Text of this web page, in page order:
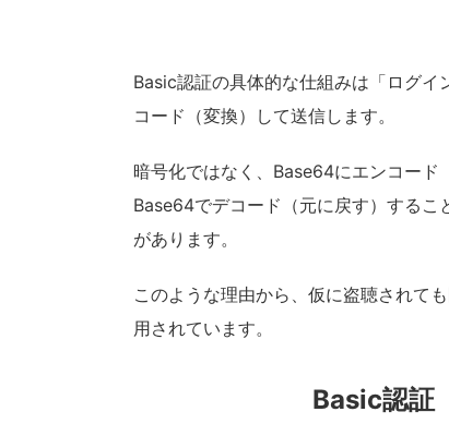
Basic認証の具体的な仕組みは「ログ
コード（変換）して送信します。
暗号化ではなく、Base64にエンコード
Base64でデコード（元に戻す）するこ
があります。
このような理由から、仮に盗聴されて
用されています。
Basic認証